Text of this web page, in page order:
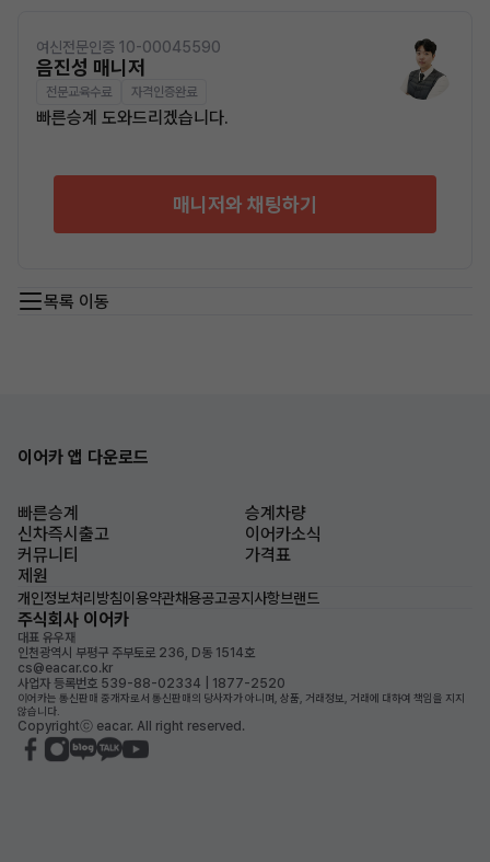
여신전문인증 10-00045590
음진성 매니저
전문교육수료 자격인증완료
빠른승계 도와드리겠습니다.
매니저와 채팅하기
목록 이동
이어카 앱 다운로드
빠른승계
승계차량
신차즉시출고
이어카소식
커뮤니티
가격표
제원
개인정보처리방침이용약관채용공고공지사항브랜드
주식회사 이어카
대표 유우재
인천광역시 부평구 주부토로 236, D동 1514호
cs@eacar.co.kr
사업자 등록번호 539-88-02334 | 1877-2520
이어카는 통신판매 중개자로서 통신판매의 당사자가 아니며, 상품, 거래정보, 거래에 대하여 책임을 지지
않습니다.
Copyrightⓒ eacar. All right reserved.